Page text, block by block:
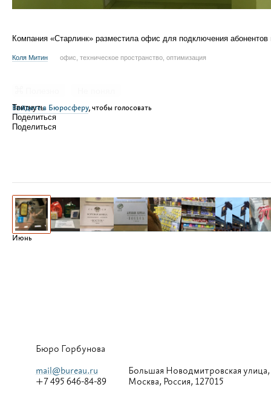
Компания «Старлинк» разместила офис для подключения абонентов
Коля Митин офис, техническое пространство, оптимизация
Войдите в Бюросферу, чтобы голосовать
Твитнуть
Поделиться
Поделиться
Июнь
Бюро Горбунова
mail@bureau.ru
+7 495 646-84-89
Большая Новодмитровская улица,
Москва, Россия, 127015